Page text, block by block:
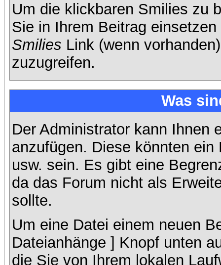
Um die klickbaren Smilies zu
Sie in Ihrem Beitrag
Smilies Link (wenn
zuzugreifen.
Was
Der Administrator kann Ihnen
anzufügen. Diese könnten
usw. sein. Es gibt eine
da das Forum nicht als
sollte.
Um eine Datei einem neuen
Dateianhänge ] Knopf unten
die Sie von Ihrem lokalen